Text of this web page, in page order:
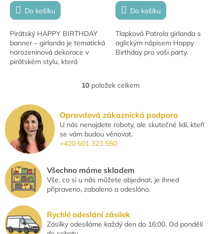
Do košíku
Pirátský HAPPY BIRTHDAY
banner – girlanda je tematická
narozeninová dekorace v
pirátském stylu, která
Do košíku
Tlapková Patrola girlanda s
aglickým nápisem Happy
Birthday pro vaši party.
O
á
d
a
c
p
r
v
k
v
ý
p
10 položek celkem
Opravdová zákaznická podpora
U nás nenajdete roboty, ale skutečné lidi, kteří
se vám budou věnovat.
+420 601 323 550
Všechno máme skladem
Vše, co si u nás můžete objednat, je ihned
připraveno, zabaleno a odesláno.
Rychlé odeslání zásilek
Zásilky odesíláme každý den do 16:00. Od pondělí